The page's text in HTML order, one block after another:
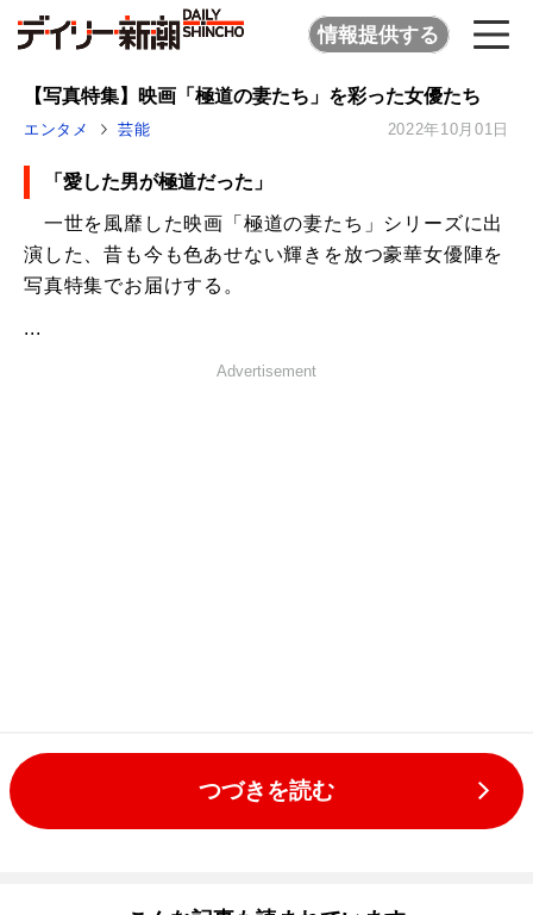
情報提供する
【写真特集】映画「極道の妻たち」を彩った女優たち
エンタメ 芸能 2022年10月01日
「愛した男が極道だった」
一世を風靡した映画「極道の妻たち」シリーズに出
演した、昔も今も色あせない輝きを放つ豪華女優陣を
写真特集でお届けする。
...
Advertisement
つづきを読む